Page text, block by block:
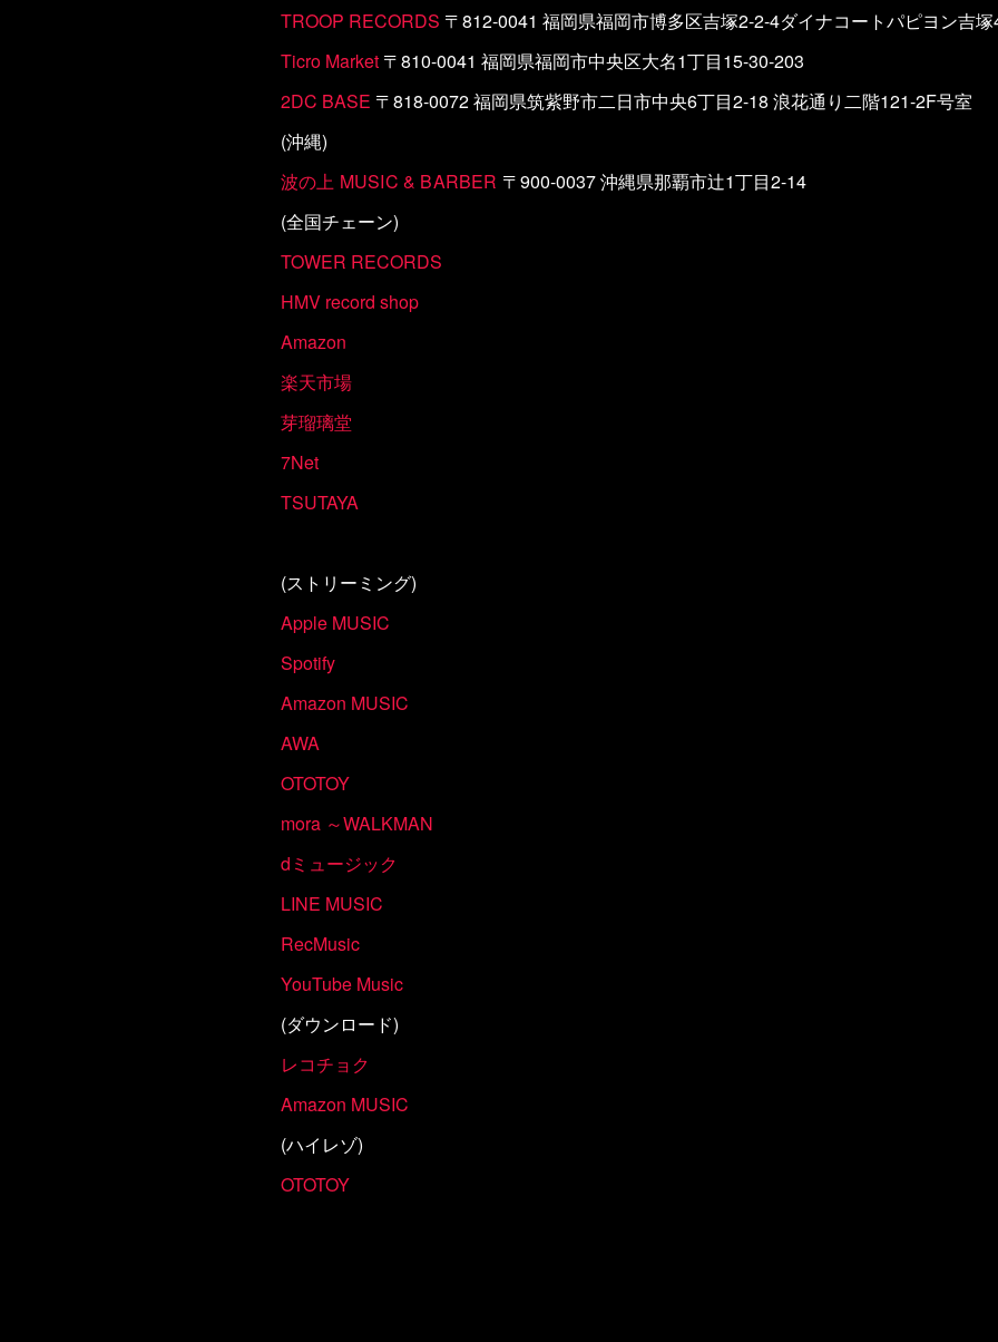
TROOP RECORDS 〒812-0041 福岡県福岡市博多区吉塚2-2-4ダイナコートパピヨン吉
Ticro Market 〒810-0041 福岡県福岡市中央区大名1丁目15-30-203
2DC BASE 〒818-0072 福岡県筑紫野市二日市中央6丁目2-18 浪花通り二階121-2F号室
(沖縄)
波の上 MUSIC & BARBER 〒900-0037 沖縄県那覇市辻1丁目2-14
(全国チェーン)
TOWER RECORDS
HMV record shop
Amazon
楽天市場
芽瑠璃堂
7Net
TSUTAYA
(ストリーミング)
Apple MUSIC
Spotify
Amazon MUSIC
AWA
OTOTOY
mora ～WALKMAN
dミュージック
LINE MUSIC
RecMusic
YouTube Music
(ダウンロード)
レコチョク
Amazon MUSIC
(ハイレゾ)
OTOTOY